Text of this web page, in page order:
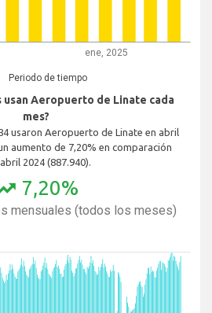
ene, 2025
Periodo de tiempo
usan Aeropuerto de Linate cada
mes?
usaron Aeropuerto de Linate en abril
aumento de 7,20% en comparación
2024 (887.940).
7,20%
mensuales (todos los meses)